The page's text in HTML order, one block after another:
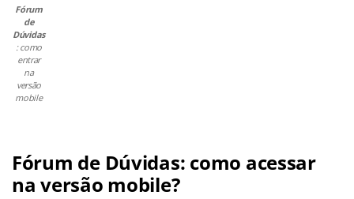
Fórum
de
Dúvidas
: como
entrar
na
versão
mobile
Fórum de Dúvidas: como acessar
na versão mobile?